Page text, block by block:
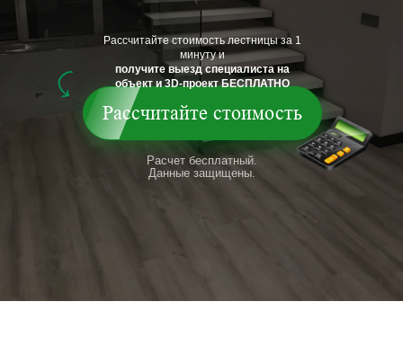
Рассчитайте стоимость
Расчет бесплатный.
Данные защищены.
Рассчитайте стоимость лестницы за 1
минуту и
получите выезд специалиста на
объект и 3D-проект БЕСПЛАТНО